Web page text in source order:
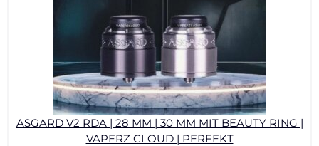
ASGARD V2 RDA | 28 MM | 30 MM MIT BEAUTY RING |
VAPERZ CLOUD | PERFEKT